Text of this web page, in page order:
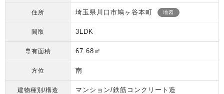
住所 埼玉県川口市鳩ヶ谷本町 地図
間取 3LDK
専有面積 67.68㎡
方位 南
建物種別/構造 マンション/鉄筋コンクリート造